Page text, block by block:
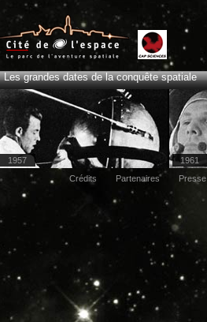
Les grandes dates de la conquête spatiale
1957 1961
Crédits
Partenaires Presse